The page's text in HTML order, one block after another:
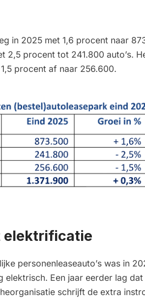
in 2025 met 1,6 procent naar
2,5 procent tot 241.800 auto’s.
procent af naar 256.600.
elektrificatie
personenleaseauto’s was in
elektrisch. Een jaar eerder lag dat
schrijft de extra